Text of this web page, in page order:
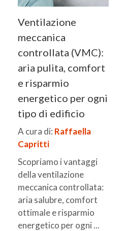
Ventilazione
meccanica
controllata (VMC):
aria pulita, comfort
e risparmio
energetico per ogni
tipo di edificio
A cura di: Raffaella
Capritti
Scopriamo i vantaggi
della ventilazione
meccanica controllata:
aria salubre, comfort
ottimale e risparmio
energetico per ogni ...